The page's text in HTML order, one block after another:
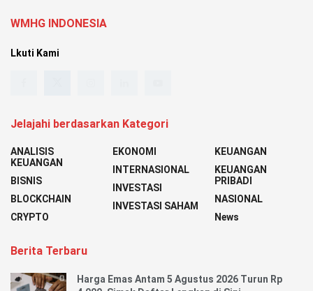
WMHG INDONESIA
Lkuti Kami
Jelajahi berdasarkan Kategori
ANALISIS
KEUANGAN
BISNIS
BLOCKCHAIN
CRYPTO
EKONOMI
INTERNASIONAL
INVESTASI
INVESTASI SAHAM
KEUANGAN
KEUANGAN
PRIBADI
NASIONAL
News
Berita Terbaru
Harga Emas Antam 5 Agustus 2026 Turun Rp